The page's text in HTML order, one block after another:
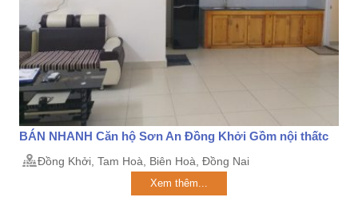
BÁN NHANH Căn hộ Sơn An Đồng Khởi Gồm nội thấtc
Đồng Khởi, Tam Hoà, Biên Hoà, Đồng Nai
Xem thêm...